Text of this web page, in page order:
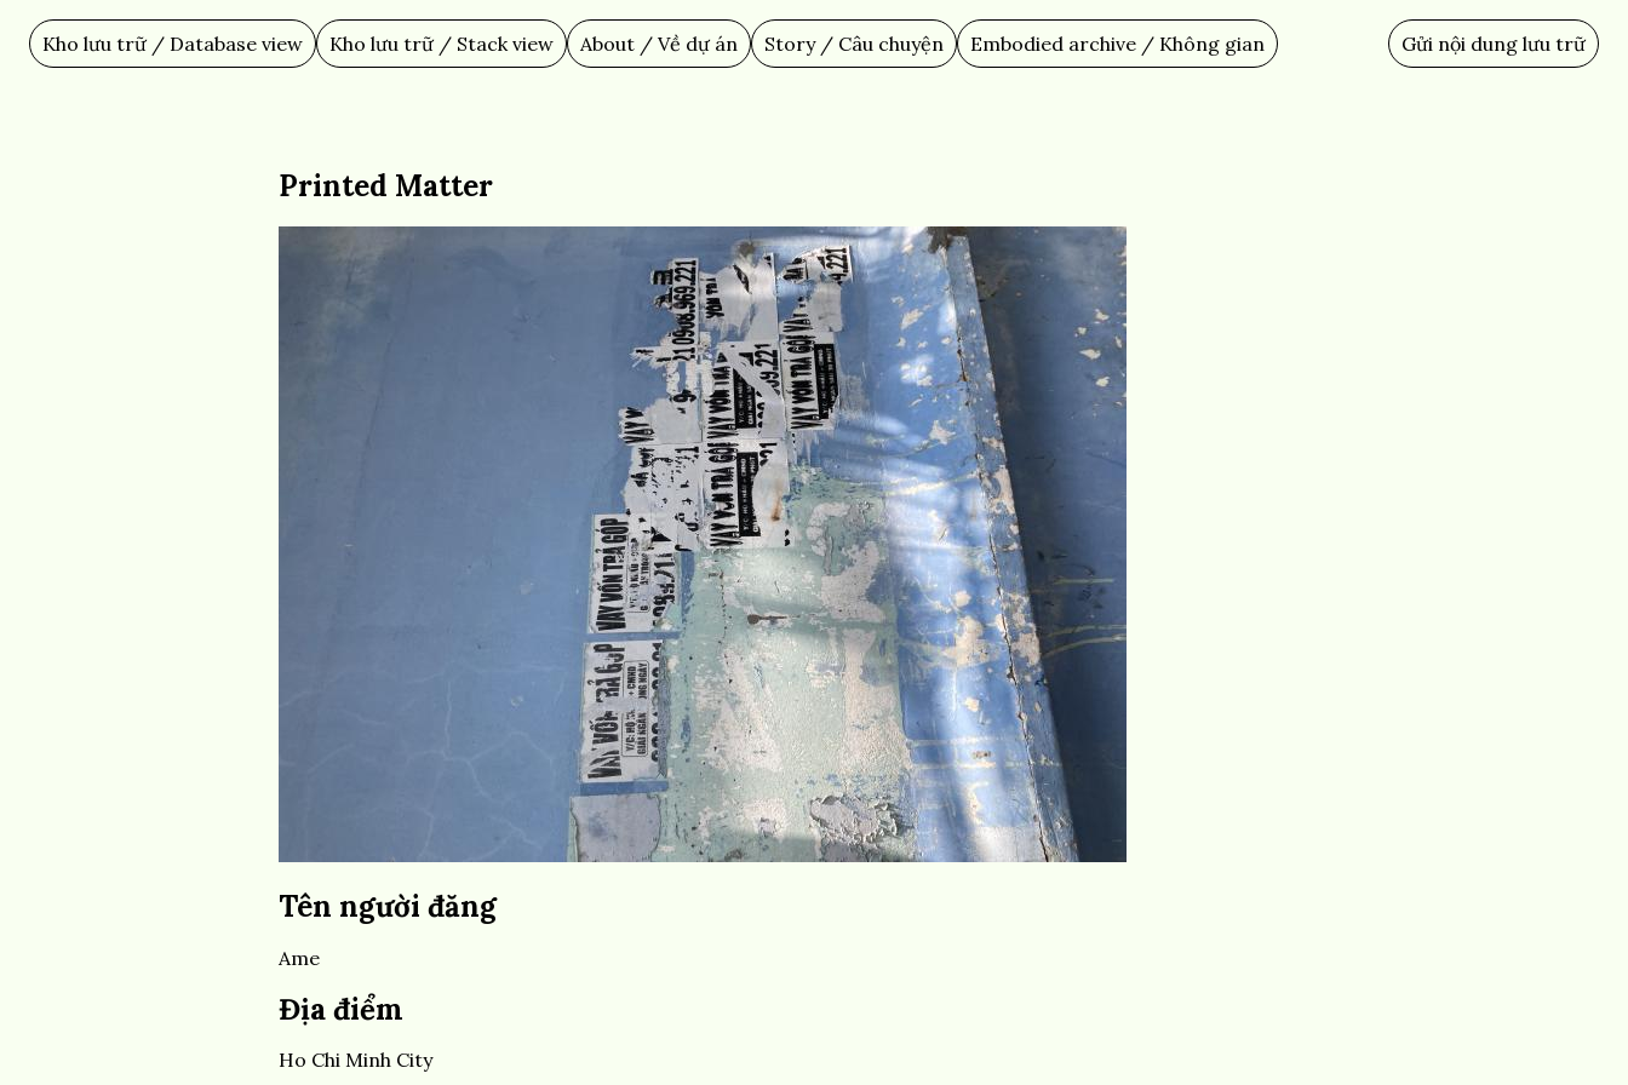
mainMain
Kho lưu trữ / Database view Kho lưu trữ / Stack view About / Về dự án Story / Câu chuyện Embodied archive / Không gian
Add
Gửi nội dung lưu trữ
Printed Matter
Tên người đăng
Ame
Địa điểm
Địa
Ho Chi Minh City